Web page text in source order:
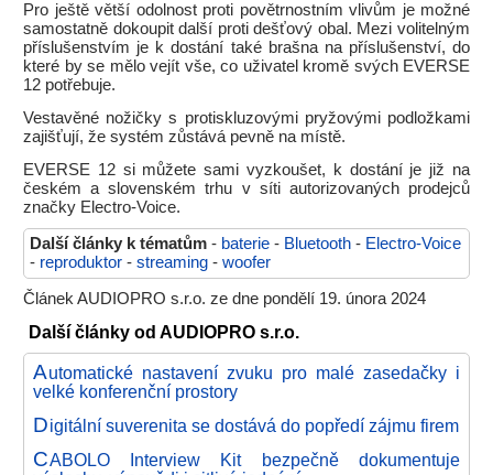
Pro ještě větší odolnost proti povětrnostním vlivům je možné
samostatně dokoupit další proti dešťový obal. Mezi volitelným
příslušenstvím je k dostání také brašna na příslušenství, do
které by se mělo vejít vše, co uživatel kromě svých EVERSE
12 potřebuje.
Vestavěné nožičky s protiskluzovými pryžovými podložkami
zajišťují, že systém zůstává pevně na místě.
EVERSE 12 si můžete sami vyzkoušet, k dostání je již na
českém a slovenském trhu v síti autorizovaných prodejců
značky Electro-Voice.
Další články k tématům - baterie - Bluetooth - Electro-Voice
- reproduktor - streaming - woofer
Článek AUDIOPRO s.r.o. ze dne pondělí 19. února 2024
Další články od AUDIOPRO s.r.o.
Automatické nastavení zvuku pro malé zasedačky i
velké konferenční prostory
Digitální suverenita se dostává do popředí zájmu firem
CABOLO Interview Kit bezpečně dokumentuje